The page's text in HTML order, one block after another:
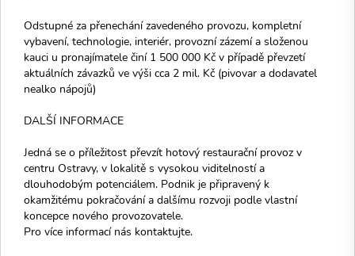
Odstupné za přenechání zavedeného provozu, kompletní
vybavení, technologie, interiér, provozní zázemí a složenou
kauci u pronajímatele činí 1 500 000 Kč v případě převzetí
aktuálních závazků ve výši cca 2 mil. Kč (pivovar a dodavatel
nealko nápojů)
DALŠÍ INFORMACE
Jedná se o příležitost převzít hotový restaurační provoz v
centru Ostravy, v lokalitě s vysokou viditelností a
dlouhodobým potenciálem. Podnik je připravený k
okamžitému pokračování a dalšímu rozvoji podle vlastní
koncepce nového provozovatele.
Pro více informací nás kontaktujte.